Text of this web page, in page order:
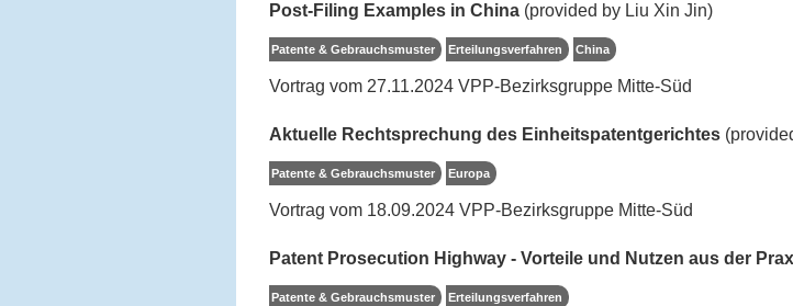
Post-Filing Examples in China (provided by Liu Xin Jin)
Patente & Gebrauchsmuster Erteilungsverfahren China
Vortrag vom 27.11.2024 VPP-Bezirksgruppe Mitte-Süd
Aktuelle Rechtsprechung des Einheitspatentgerichtes
Patente & Gebrauchsmuster Europa
Vortrag vom 18.09.2024 VPP-Bezirksgruppe Mitte-Süd
Patent Prosecution Highway - Vorteile und Nutzen aus der
Patente & Gebrauchsmuster Erteilungsverfahren